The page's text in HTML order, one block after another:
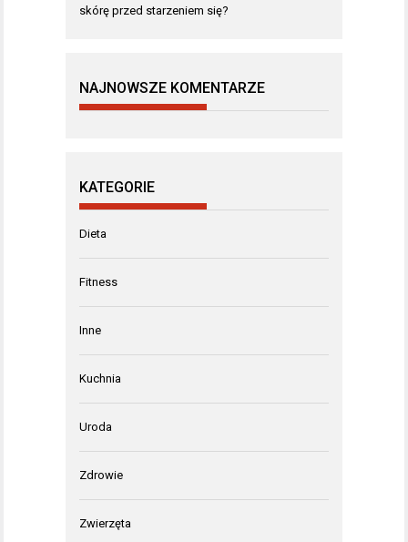
skórę przed starzeniem się?
NAJNOWSZE KOMENTARZE
KATEGORIE
Dieta
Fitness
Inne
Kuchnia
Uroda
Zdrowie
Zwierzęta